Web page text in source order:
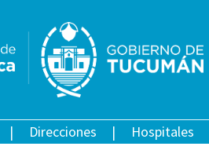
Direcciones Hospitales